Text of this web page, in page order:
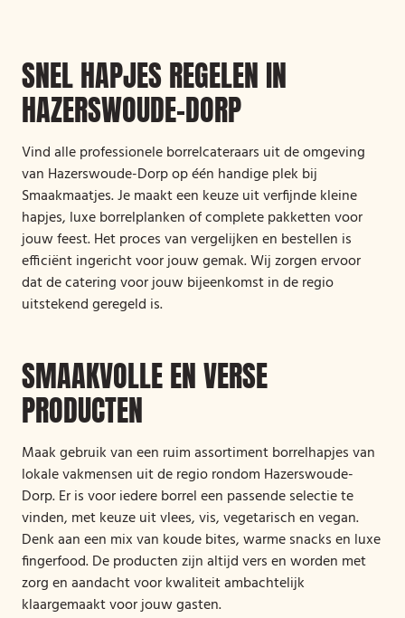
SNEL HAPJES REGELEN IN
HAZERSWOUDE-DORP
Vind alle professionele borrelcateraars uit de omgeving
van Hazerswoude-Dorp op één handige plek bij
Smaakmaatjes. Je maakt een keuze uit verfijnde kleine
hapjes, luxe borrelplanken of complete pakketten voor
jouw feest. Het proces van vergelijken en bestellen is
efficiënt ingericht voor jouw gemak. Wij zorgen ervoor
dat de catering voor jouw bijeenkomst in de regio
uitstekend geregeld is.
SMAAKVOLLE EN VERSE
PRODUCTEN
Maak gebruik van een ruim assortiment borrelhapjes van
lokale vakmensen uit de regio rondom Hazerswoude-
Dorp. Er is voor iedere borrel een passende selectie te
vinden, met keuze uit vlees, vis, vegetarisch en vegan.
Denk aan een mix van koude bites, warme snacks en luxe
fingerfood. De producten zijn altijd vers en worden met
zorg en aandacht voor kwaliteit ambachtelijk
klaargemaakt voor jouw gasten.